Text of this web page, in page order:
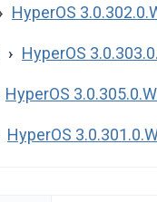
HyperOS
HyperOS
HyperOS
HyperOS